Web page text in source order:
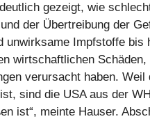
gezeigt, wie
der Übertreibung der
unwirksame Impfstoffe bis
wirtschaftlichen
verursacht haben.
sind die USA aus der
ist“, meinte Hauser.